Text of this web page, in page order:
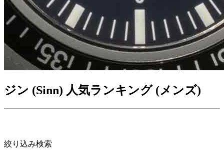
ジン (Sinn) 人気ランキング (メンズ)
絞り込み検索